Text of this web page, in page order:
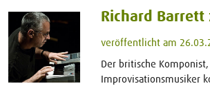
Richard Barrett
veröffentlicht am
Der britische
Improvisationsmusiker